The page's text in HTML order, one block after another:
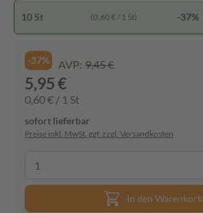
10 St (0,60 € / 1 St) -37%
-37% AVP: 9,45 €
5,95 €
0,60 € / 1 St
sofort lieferbar
Preise inkl. MwSt. ggf. zzgl. Versandkosten
In den Warenkorb